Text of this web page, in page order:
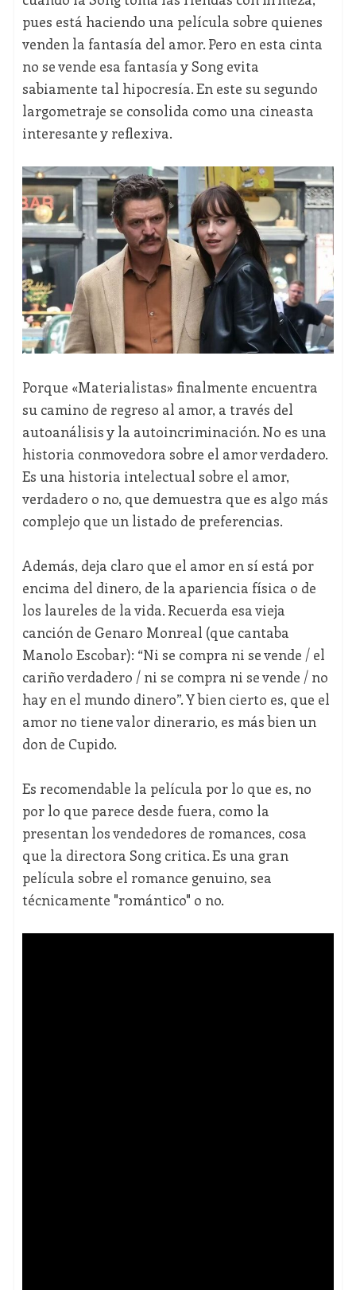
pues está haciendo una película sobre quienes
venden la fantasía del amor. Pero en esta cinta
no se vende esa fantasía y Song evita
sabiamente tal hipocresía. En este su segundo
largometraje se consolida como una cineasta
interesante y reflexiva.
Porque «Materialistas» finalmente encuentra
su camino de regreso al amor, a través del
autoanálisis y la autoincriminación. No es una
historia conmovedora sobre el amor verdadero.
Es una historia intelectual sobre el amor,
verdadero o no, que demuestra que es algo más
complejo que un listado de preferencias.
Además, deja claro que el amor en sí está por
encima del dinero, de la apariencia física o de
los laureles de la vida. Recuerda esa vieja
canción de Genaro Monreal (que cantaba
Manolo Escobar): “Ni se compra ni se vende / el
cariño verdadero / ni se compra ni se vende / no
hay en el mundo dinero”. Y bien cierto es, que el
amor no tiene valor dinerario, es más bien un
don de Cupido.
Es recomendable la película por lo que es, no
por lo que parece desde fuera, como la
presentan los vendedores de romances, cosa
que la directora Song critica. Es una gran
película sobre el romance genuino, sea
técnicamente "romántico" o no.